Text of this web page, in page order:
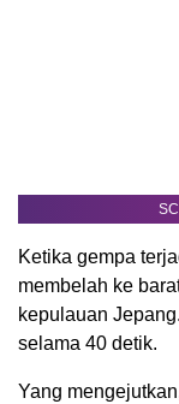
Ketika gempa
membelah ke
kepulauan
selama 40 detik.
Yang